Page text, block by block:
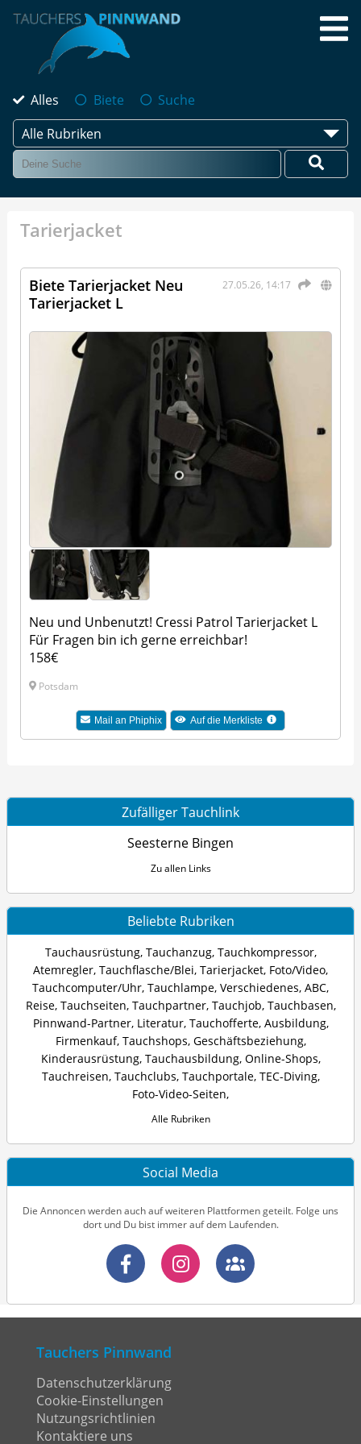
Alles Biete
Suche
Alle Rubriken
Tarierjacket
27.05.26, 14:17
Biete Tarierjacket Neu
Tarierjacket L
Neu und Unbenutzt! Cressi Patrol Tarierjacket L
Für Fragen bin ich gerne erreichbar!
158€
Potsdam
Mail an Phiphix Auf die Merkliste
Zufälliger Tauchlink
Seesterne Bingen
Zu allen Links
Beliebte Rubriken
Tauchausrüstung, Tauchanzug, Tauchkompressor,
Atemregler, Tauchflasche/Blei, Tarierjacket, Foto/Video,
Tauchcomputer/Uhr, Tauchlampe, Verschiedenes, ABC,
Reise, Tauchseiten, Tauchpartner, Tauchjob, Tauchbasen,
Pinnwand-Partner, Literatur, Tauchofferte, Ausbildung,
Firmenkauf, Tauchshops, Geschäftsbeziehung,
Kinderausrüstung, Tauchausbildung, Online-Shops,
Tauchreisen, Tauchclubs, Tauchportale, TEC-Diving,
Foto-Video-Seiten,
Alle Rubriken
Social Media
Die Annoncen werden auch auf weiteren Plattformen geteilt. Folge uns
dort und Du bist immer auf dem Laufenden.
Tauchers Pinnwand
Datenschutzerklärung
Cookie-Einstellungen
Nutzungsrichtlinien
Kontaktiere uns